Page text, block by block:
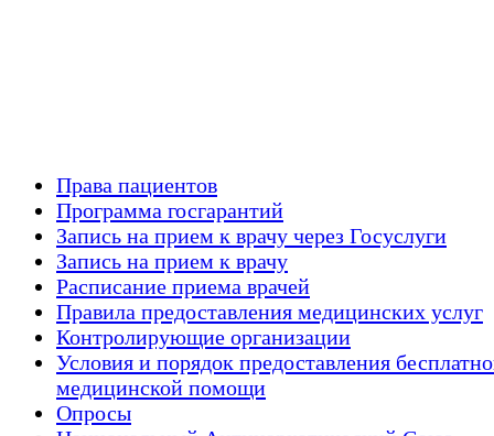
Права пациентов
Программа госгарантий
Запись на прием к врачу через Госуслуги
Запись на прием к врачу
Расписание приема врачей
Правила предоставления медицинских услуг
Контролирующие организации
Условия и порядок предоставления
медицинской помощи
Опросы